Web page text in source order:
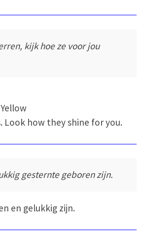
kijk hoe ze voor jou
Look how they shine for you.
gesternte geboren zijn.
en gelukkig zijn.